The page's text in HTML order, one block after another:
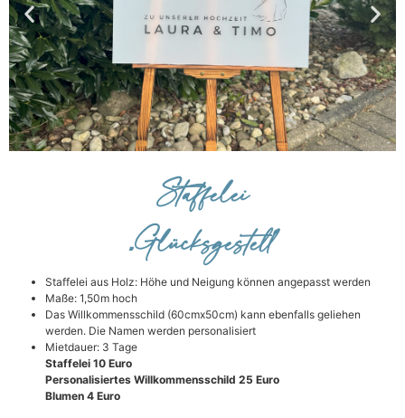
Staffelei
Glücksgestell
Staffelei
„Glücksgestell“
Staffelei aus Holz: Höhe und Neigung können angepasst werden
Maße: 1,50m hoch
Das Willkommensschild (60cmx50cm) kann ebenfalls geliehen
werden. Die Namen werden personalisiert
Mietdauer: 3 Tage
Staffelei 10 Euro
Personalisiertes Willkommensschild 25 Euro
Blumen 4 Euro